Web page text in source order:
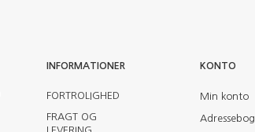
INFORMATIONER
FORTROLIGHED
FRAGT OG
KONTO
Min konto
Adressebog